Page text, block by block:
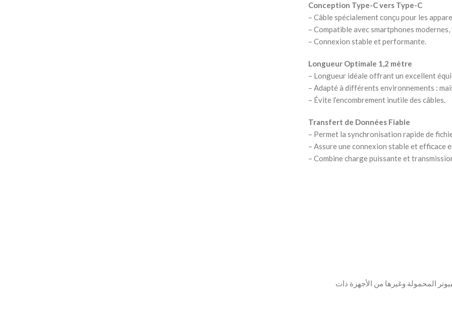
Conception Type-C vers Type-C
– Câble spécialement conçu pour les
– Compatible avec smartphones
– Connexion stable et performante.
Longueur Optimale 1,2 mètre
– Longueur idéale offrant un excellent
– Adapté à différents environnements :
– Évite l’encombrement inutile des câbles.
Transfert de Données Fiable
– Permet la synchronisation rapide de
– Assure une connexion stable et efficace
– Combine charge puissante et
المحمولة وغيرها من الأجهزة ذات